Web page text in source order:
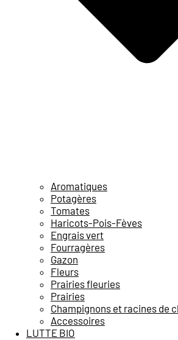
Aromatiques
Potagères
Tomates
Haricots-Pois-Fèves
Engrais vert
Fourragères
Gazon
Fleurs
Prairies fleuries
Prairies
Champignons et racines de
Accessoires
LUTTE BIO